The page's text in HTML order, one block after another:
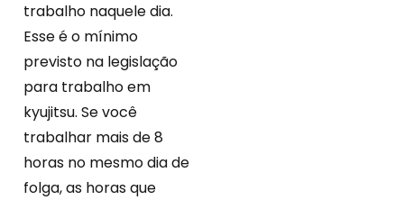
trabalho naquele dia.
Esse é o mínimo
previsto na legislação
para trabalho em
kyujitsu. Se você
trabalhar mais de 8
horas no mesmo dia de
folga, as horas que